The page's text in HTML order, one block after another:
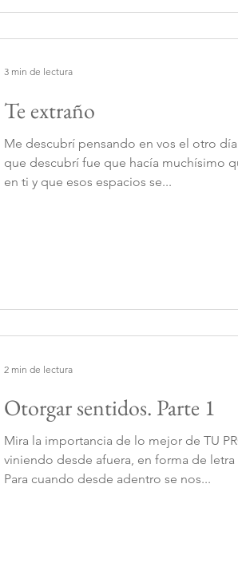
han salido de los parámetros de lo que
Te extraño
Me descubrí pensando en vos el otro
que descubrí fue que hacía muchísimo
en ti y que esos espacios se...
3 min de lectura
Otorgar sentidos. Parte 1
Mira la importancia de lo mejor de TU
viniendo desde afuera, en forma de
Para cuando desde adentro se nos...
2 min de lectura